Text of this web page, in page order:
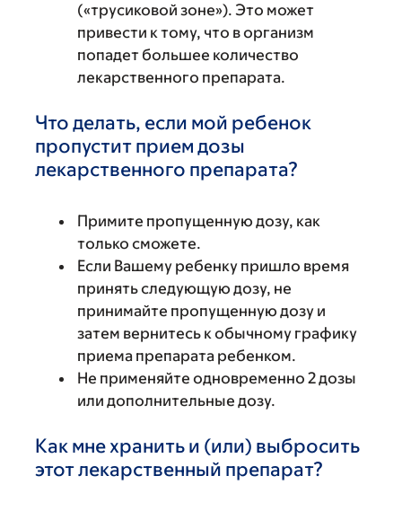
(«трусиковой зоне»). Это может
привести к тому, что в организм
попадет большее количество
лекарственного препарата.
Что делать, если мой ребенок
пропустит прием дозы
лекарственного препарата?
Примите пропущенную дозу, как
только сможете.
Если Вашему ребенку пришло время
принять следующую дозу, не
принимайте пропущенную дозу и
затем вернитесь к обычному графику
приема препарата ребенком.
Не применяйте одновременно 2 дозы
или дополнительные дозу.
Как мне хранить и (или) выбросить
этот лекарственный препарат?